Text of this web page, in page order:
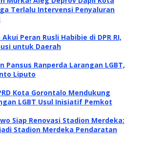
Terlalu Intervensi Penyaluran
Peran Rusli Habibie di DPR RI,
untuk Daerah
Pansus Ranperda Larangan LGBT,
Liputo
Kota Gorontalo Mendukung
LGBT Usul Inisiatif Pemkot
Siap Renovasi Stadion Merdeka:
Stadion Merdeka Pendaratan